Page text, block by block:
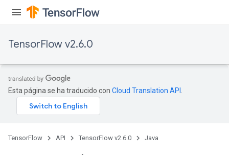
TensorFlow v2.6.0
Esta página se ha traducido con Cloud Translation API
TensorFlow API TensorFlow v2.6.0 Java